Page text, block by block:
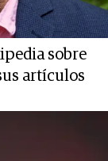
sobre
artículos